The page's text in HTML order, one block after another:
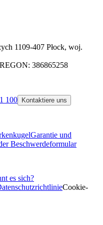
1109-407 Płock, woj.
REGON: 386865258
100 Kontaktiere uns
Garantie und
Beschwerdeformular
es sich?
Cookie-